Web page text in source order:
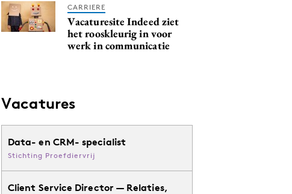
CARRIERE
Vacaturesite Indeed ziet
het rooskleurig in voor
werk in communicatie
Vacatures
Data- en CRM- specialist
Stichting Proefdiervrij
Client Service Director — Relaties,